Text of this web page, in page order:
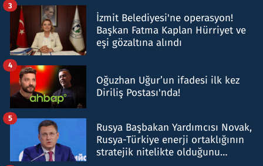
İzmit Belediyesi'ne operasyon!
Başkan Fatma Kaplan Hürriyet ve
eşi gözaltına alındı
3
Oğuzhan Uğur’un ifadesi ilk kez
Diriliş Postası'nda!
4
Rusya Başbakan Yardımcısı Novak,
Rusya-Türkiye enerji ortaklığının
stratejik nitelikte olduğunu
5